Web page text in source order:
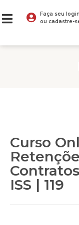
Faça seu login
ou cadastre-
Curso
ISS | 119